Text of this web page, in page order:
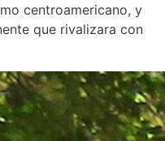
centroamericano, y
que rivalizara con